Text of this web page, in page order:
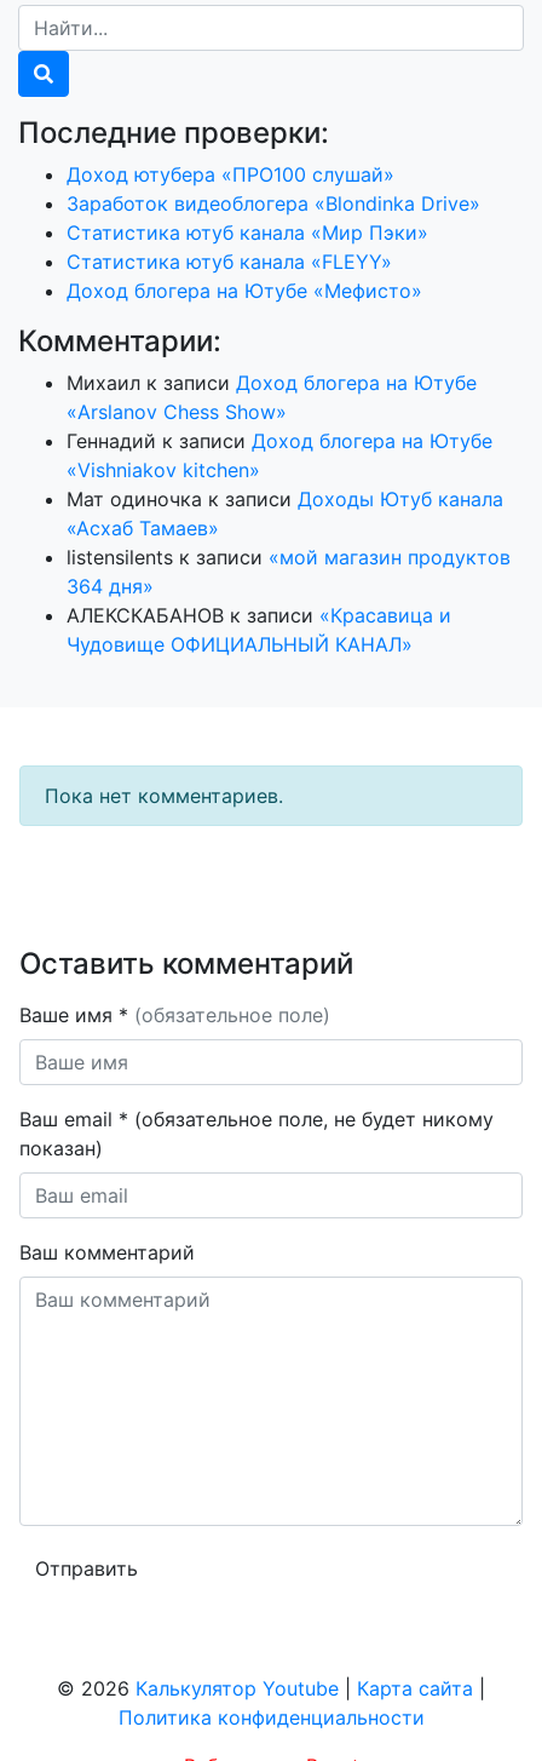
Последние проверки:
Доход ютубера «ПРО100 слушай»
Заработок видеоблогера «Blondinka Drive»
Статистика ютуб канала «Мир Пэки»
Статистика ютуб канала «FLEYY»
Доход блогера на Ютубе «Мефисто»
Комментарии:
Михаил к записи Доход блогера на Ютубе
«Arslanov Chess Show»
Геннадий к записи Доход блогера на Ютубе
«Vishniakov kitchen»
Мат одиночка к записи Доходы Ютуб канала
«Асхаб Тамаев»
listensilents к записи «мой магазин продуктов
364 дня»
АЛЕКСКАБАНОВ к записи «Красавица и
Чудовище ОФИЦИАЛЬНЫЙ КАНАЛ»
Пока нет комментариев.
Оставить комментарий
Ваше имя * (обязательное поле)
Ваш email * (обязательное поле, не будет никому
показан)
Ваш комментарий
© 2026 Калькулятор Youtube Карта сайта
Политика конфиденциальности